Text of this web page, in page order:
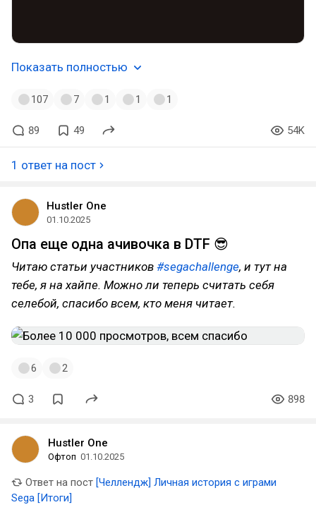
Показать полностью
107 7 1 1 1
89 49 54K
1 ответ на пост
Hustler One
01.10.2025
Опа еще одна ачивочка в DTF 😎
Читаю статьи участников #segachallenge, и тут на
тебе, я на хайпе. Можно ли теперь считать себя
селебой, спасибо всем, кто меня читает.
6 2
3 898
Hustler One
Офтоп 01.10.2025
Ответ на пост [Челлендж] Личная история с играми
Sega [Итоги]